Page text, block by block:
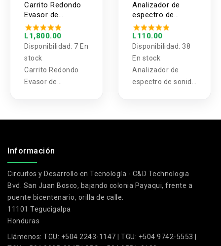
Carrito Redondo
Evasor de
Obstaculos
L1,800.00
Disponibilidad: 7 En
stock
Carrito Redondo
Evasor de
Analizador de
espectro de
sonido de Audio
con 10 LED
LM3915
L110.00
Disponibilidad: 38
En stock
Analizador de
espectro de sonido
Información
Circuitos y Desarrollo en Tecnología - C&D Technologia
Bvd. San Juan Bosco, bajando colonia Payaqui, frente a
puente bicentenario, orilla de calle.
11101 Tegucigalpa
Honduras
Llámenos: TGU: +504 2243-1147 | TGU: +504 9742-5553 |